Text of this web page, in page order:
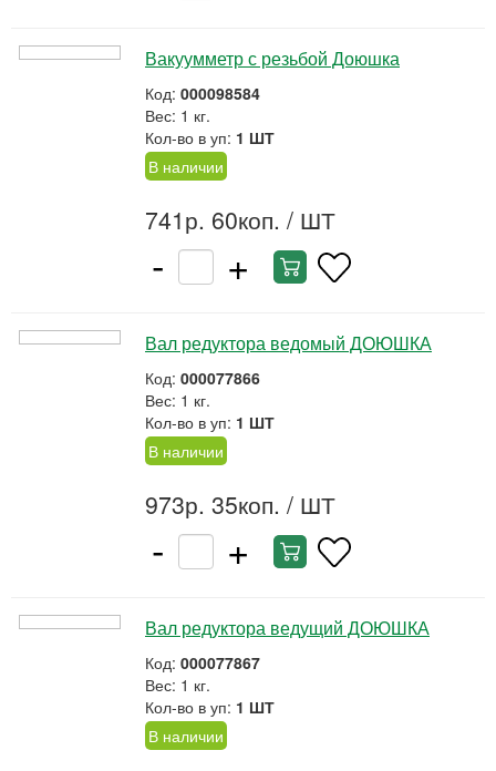
Вакуумметр с резьбой Доюшка
Код: 000098584
Вес: 1 кг.
Кол-во в уп: 1 ШТ
В наличии
741р. 60коп. / ШТ
- +
Вал редуктора ведомый ДОЮШКА
Код: 000077866
Вес: 1 кг.
Кол-во в уп: 1 ШТ
В наличии
973р. 35коп. / ШТ
- +
Вал редуктора ведущий ДОЮШКА
Код: 000077867
Вес: 1 кг.
Кол-во в уп: 1 ШТ
В наличии